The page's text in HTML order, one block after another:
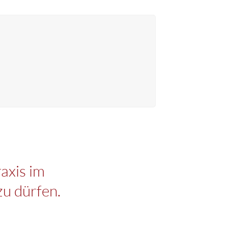
im
dürfen.